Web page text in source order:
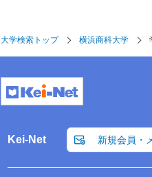
大学検索トップ 横浜商科大学
Kei-Net 新規会員・